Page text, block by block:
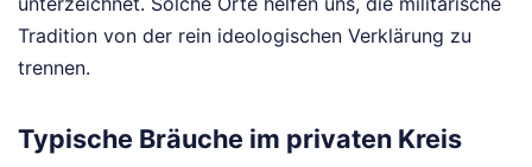
Tradition von der rein ideologischen Verklärung zu
trennen.
Typische Bräuche im privaten Kreis